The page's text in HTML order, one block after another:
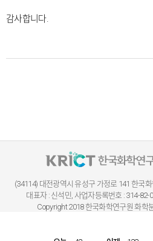
감사합니다.
(34114) 대전광역시 유성구 가정로 141 한국
대표자 : 신석민, 사업자등록번호 : 314-
Copyright 2018 한국화학연구원 화학